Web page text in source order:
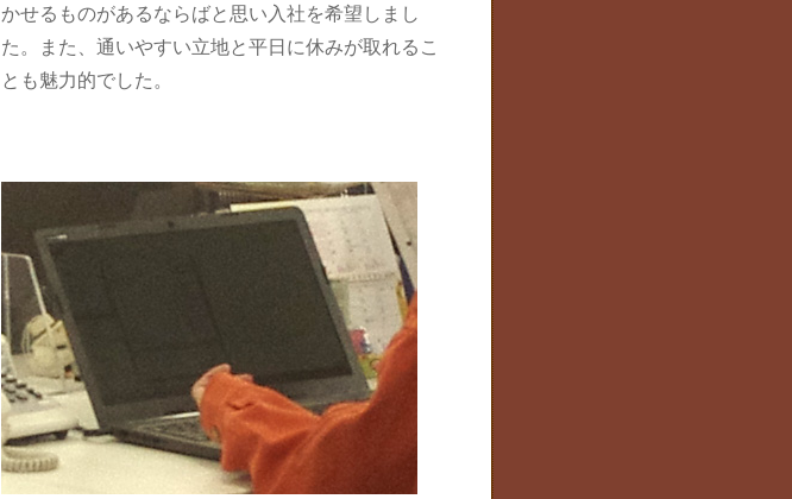
かせるものがあるならばと思い入社を希望しまし
た。また、通いやすい立地と平日に休みが取れるこ
とも魅力的でした。